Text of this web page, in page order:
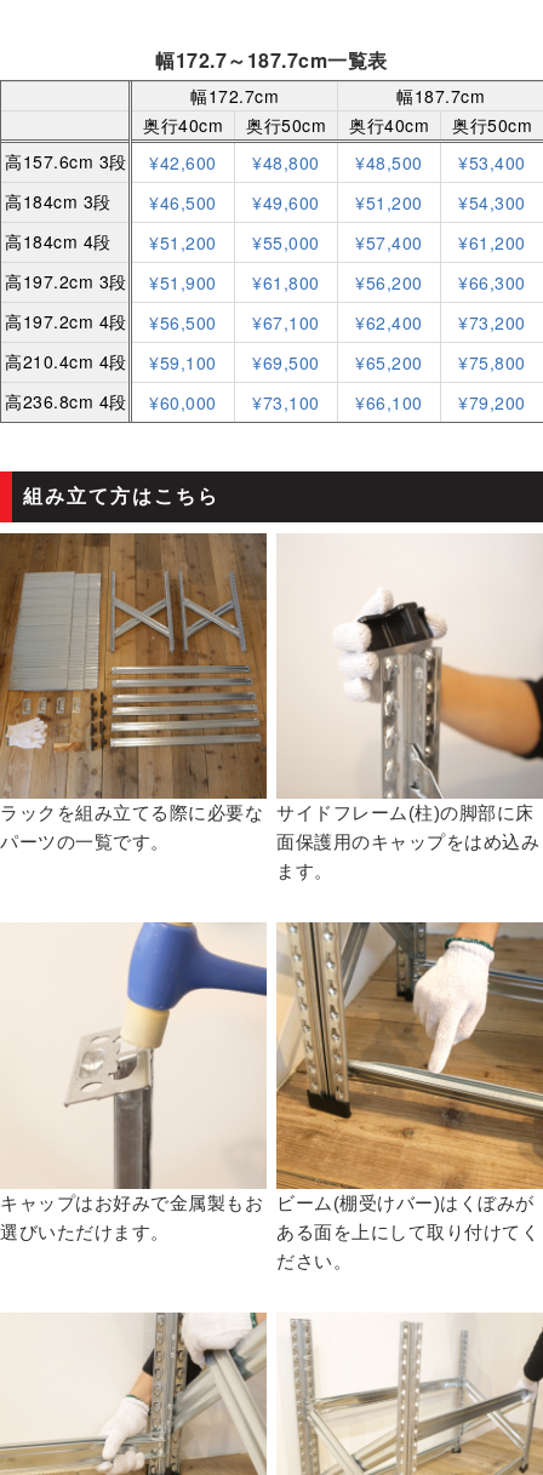
組み立て方はこちら
ラックを組み立てる際に必要な
パーツの一覧です。
サイドフレーム(柱)の脚部に床
面保護用のキャップをはめ込み
ます。
キャップはお好みで金属製もお
選びいただけます。
ビーム(棚受けバー)はくぼみが
ある面を上にして取り付けてく
ださい。